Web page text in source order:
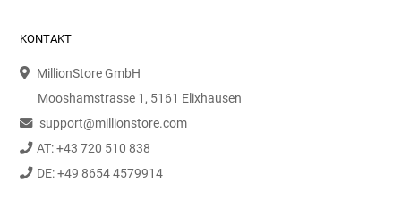
KONTAKT
MillionStore GmbH
Mooshamstrasse 1, 5161 Elixhausen
support@millionstore.com
AT: +43 720 510 838
DE: +49 8654 4579914